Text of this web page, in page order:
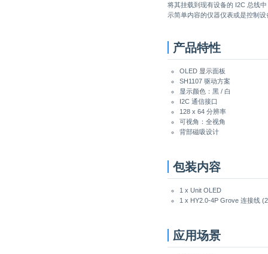
将其挂载到现有设备的 I2C 总线
示简单内容的仪器仪表或是控制
产品特性
OLED 显示面板
SH1107 驱动方案
显示颜色：黑 / 白
I2C 通信接口
128 x 64 分辨率
可视角：全视角
背部磁吸设计
包装内容
1 x Unit OLED
1 x HY2.0-4P Grove 连接线
应用场景